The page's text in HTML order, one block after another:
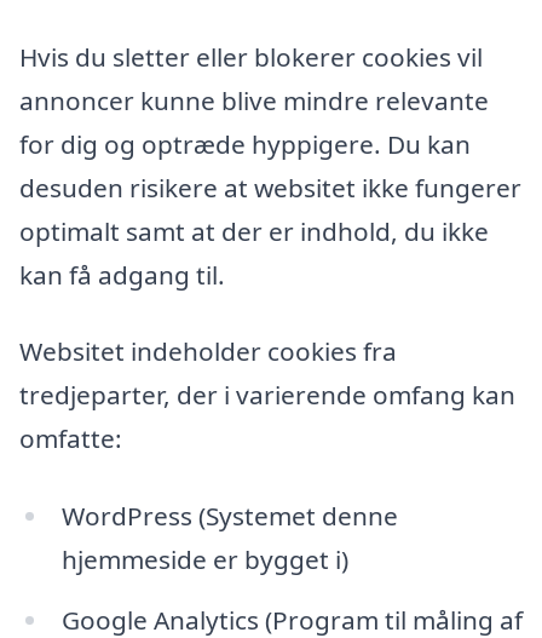
Hvis du sletter eller blokerer cookies vil
annoncer kunne blive mindre relevante
for dig og optræde hyppigere. Du kan
desuden risikere at websitet ikke fungerer
optimalt samt at der er indhold, du ikke
kan få adgang til.
Websitet indeholder cookies fra
tredjeparter, der i varierende omfang kan
omfatte:
WordPress (Systemet denne
hjemmeside er bygget i)
Google Analytics (Program til måling af